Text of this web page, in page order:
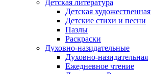
Детская литература
Детская
Детские стихи и песни
Пазлы
Раскраски
Духовно-назидательные
Духовно-назидательная
Ежедневное чтение